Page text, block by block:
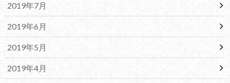
2019年7月
2019年6月
2019年5月
2019年4月